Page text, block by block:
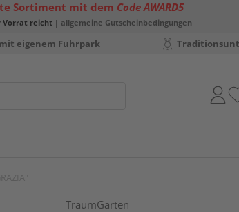
Sortiment mit dem Code AWARD5
Vorrat reicht | allgemeine Gutscheinbedingungen
eigenem Fuhrpark
TraumGarten